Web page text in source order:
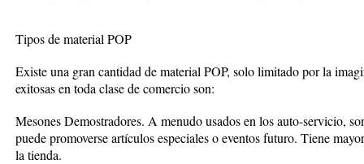
Tipos de material POP
Existe una gran cantidad de material POP, solo limitado por la
exitosas en toda clase de comercio son:
Mesones Demostradores. A menudo usados en los auto-servicio,
puede promoverse artículos especiales o eventos futuro. Tiene
la tienda.